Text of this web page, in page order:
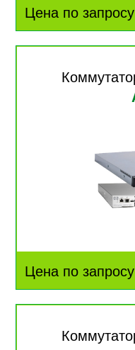
Цена по запросу
Цена по запросу